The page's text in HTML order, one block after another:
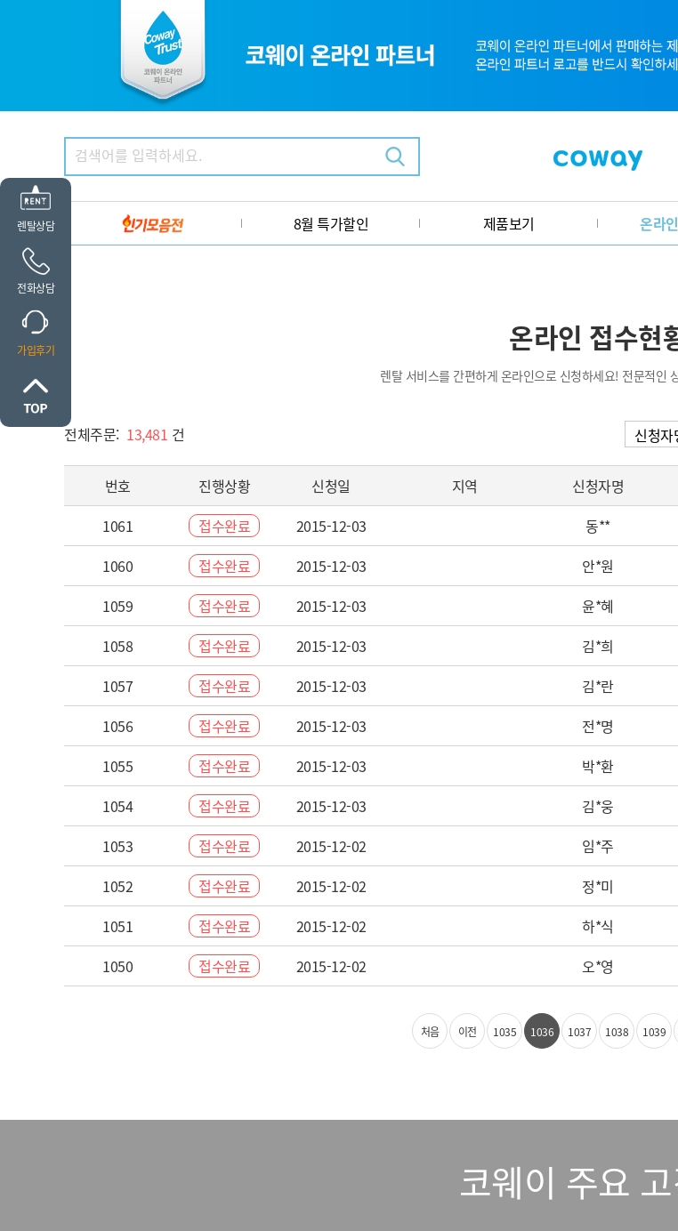
8월 특가할인 제품보기 온라
온라인 접수현
렌탈 서비스를 간편하게 온라인으로 신청하세요! 전문적인
전체주문: 13,481 건 신청자
번호 진행상황 신청일 지역 신청자명
1061
접수완료 2015-12-03 동**
1060
접수완료 2015-12-03 안*원
1059
접수완료 2015-12-03 윤*혜
1058
접수완료 2015-12-03 김*희
1057
접수완료 2015-12-03 김*란
1056
접수완료 2015-12-03 전*명
1055
접수완료 2015-12-03 박*환
1054
접수완료 2015-12-03 김*웅
1053
접수완료 2015-12-02 임*주
1052
접수완료 2015-12-02 정*미
1051
접수완료 2015-12-02 하*식
1050
접수완료 2015-12-02 오*영
처음 이전 1035 1036 1037 1038 1039
코웨이 주요
렌탈상담
전화상담
가입후기